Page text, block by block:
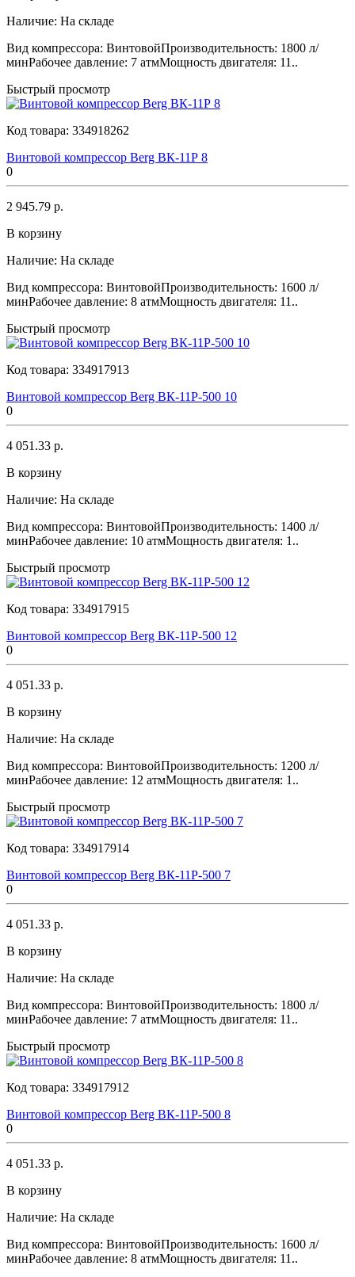
Наличие: На складе
Вид компрессора: ВинтовойПроизводительность: 1800 л/
минРабочее давление: 7 атмМощность двигателя: 11..
Быстрый просмотр
Код товара: 334918262
Винтовой компрессор Berg ВК-11Р 8
0
2 945.79 р.
В корзину
Наличие: На складе
Вид компрессора: ВинтовойПроизводительность: 1600 л/
минРабочее давление: 8 атмМощность двигателя: 11..
Быстрый просмотр
Код товара: 334917913
Винтовой компрессор Berg ВК-11Р-500 10
0
4 051.33 р.
В корзину
Наличие: На складе
Вид компрессора: ВинтовойПроизводительность: 1400 л/
минРабочее давление: 10 атмМощность двигателя: 1..
Быстрый просмотр
Код товара: 334917915
Винтовой компрессор Berg ВК-11Р-500 12
0
4 051.33 р.
В корзину
Наличие: На складе
Вид компрессора: ВинтовойПроизводительность: 1200 л/
минРабочее давление: 12 атмМощность двигателя: 1..
Быстрый просмотр
Код товара: 334917914
Винтовой компрессор Berg ВК-11Р-500 7
0
4 051.33 р.
В корзину
Наличие: На складе
Вид компрессора: ВинтовойПроизводительность: 1800 л/
минРабочее давление: 7 атмМощность двигателя: 11..
Быстрый просмотр
Код товара: 334917912
Винтовой компрессор Berg ВК-11Р-500 8
0
4 051.33 р.
В корзину
Наличие: На складе
Вид компрессора: ВинтовойПроизводительность: 1600 л/
минРабочее давление: 8 атмМощность двигателя: 11..